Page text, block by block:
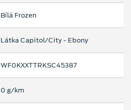
Bílá Frozen
Látka Capitol/City - Ebony
WF0KXXTTRKSC45387
0 g/km